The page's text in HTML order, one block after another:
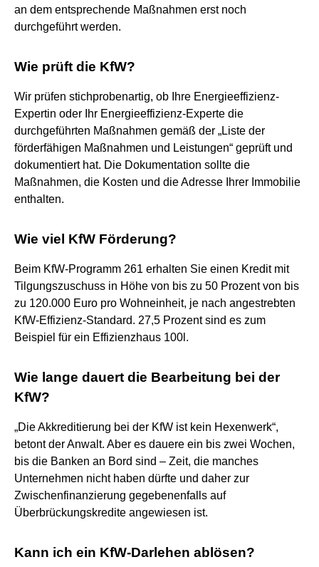
an dem entsprechende Maßnahmen erst noch
durchgeführt werden.
Wie prüft die KfW?
Wir prüfen stichprobenartig, ob Ihre Energieeffizienz-
Expertin oder Ihr Energieeffizienz-Experte die
durchgeführten Maßnahmen gemäß der „Liste der
förderfähigen Maßnahmen und Leistungen“ geprüft und
dokumentiert hat. Die Dokumentation sollte die
Maßnahmen, die Kosten und die Adresse Ihrer Immobilie
enthalten.
Wie viel KfW Förderung?
Beim KfW-Programm 261 erhalten Sie einen Kredit mit
Tilgungszuschuss in Höhe von bis zu 50 Prozent von bis
zu 120.000 Euro pro Wohneinheit, je nach angestrebten
KfW-Effizienz-Standard. 27,5 Prozent sind es zum
Beispiel für ein Effizienzhaus 100l.
Wie lange dauert die Bearbeitung bei der
KfW?
„Die Akkreditierung bei der KfW ist kein Hexenwerk“,
betont der Anwalt. Aber es dauere ein bis zwei Wochen,
bis die Banken an Bord sind – Zeit, die manches
Unternehmen nicht haben dürfte und daher zur
Zwischenfinanzierung gegebenenfalls auf
Überbrückungskredite angewiesen ist.
Kann ich ein KfW-Darlehen ablösen?